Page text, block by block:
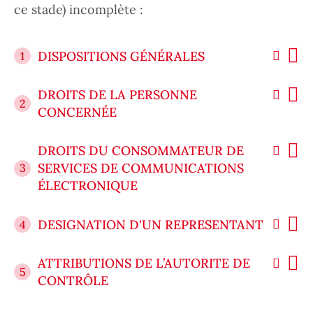
ce stade) incomplète :
1 DISPOSITIONS GÉNÉRALES
2
DROITS DE LA PERSONNE
CONCERNÉE
3
DROITS DU CONSOMMATEUR DE
SERVICES DE COMMUNICATIONS
ÉLECTRONIQUE
4 DESIGNATION D'UN REPRESENTANT
5
ATTRIBUTIONS DE L’AUTORITE DE
CONTRÔLE